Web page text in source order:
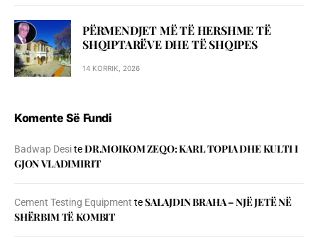
PËRMENDJET MË TË HERSHME TË
SHQIPTARËVE DHE TË SHQIPES
14 KORRIK, 2026
Komente Së Fundi
Badwap DesiteDR.MOIKOM ZEQO: KARL TOPIA DHE KULTI I
GJON VLADIMIRIT
Cement Testing Equipment teSALAJDIN BRAHA – NJЁ JETЁ NЁ
SHЁRBIM TЁ KOMBIT